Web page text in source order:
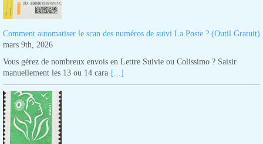
Comment automatiser le scan des numéros de suivi La Poste ? (Outil Gratuit)
mars 9th, 2026
Vous gérez de nombreux envois en Lettre Suivie ou Colissimo ? Saisir
manuellement les 13 ou 14 cara [...]